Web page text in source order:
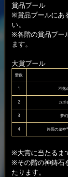
賞品プール
※賞品プールにあ
い。
※各階の賞品プー
ます。
大賞プール
階数
1 不落
2 カボ
3 夢
4 終焉の鬼神
※大賞に当たるま
※その階の神鋳石
たります。